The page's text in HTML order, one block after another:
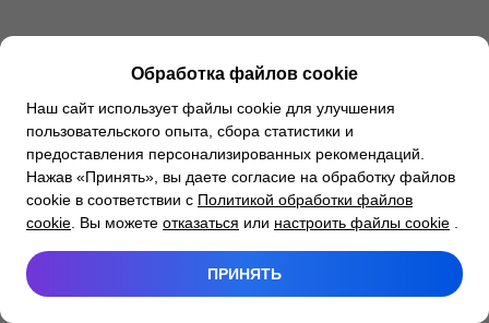
Обработка файлов cookie
Наш сайт использует файлы cookie для улучшения
пользовательского опыта, сбора статистики и
предоставления персонализированных рекомендаций.
Нажав «Принять», вы даете согласие на обработку файлов
cookie в соответствии с Политикой обработки файлов
cookie . Вы можете отказаться или настроить файлы cookie
ПРИНЯТЬ